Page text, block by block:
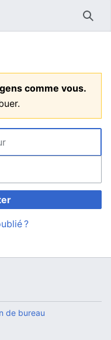
comme vous.
?
de bureau